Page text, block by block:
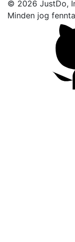
© 2026 JustDo,
Minden jog